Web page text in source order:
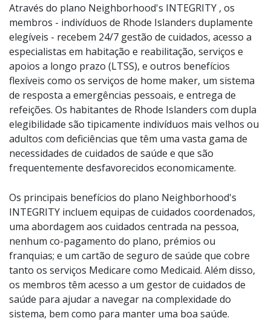
Através do plano Neighborhood's INTEGRITY , os
membros - indivíduos de Rhode Islanders duplamente
elegíveis - recebem 24/7 gestão de cuidados, acesso a
especialistas em habitação e reabilitação, serviços e
apoios a longo prazo (LTSS), e outros benefícios
flexíveis como os serviços de home maker, um sistema
de resposta a emergências pessoais, e entrega de
refeições. Os habitantes de Rhode Islanders com dupla
elegibilidade são tipicamente indivíduos mais velhos ou
adultos com deficiências que têm uma vasta gama de
necessidades de cuidados de saúde e que são
frequentemente desfavorecidos economicamente.
Os principais benefícios do plano Neighborhood's
INTEGRITY incluem equipas de cuidados coordenados,
uma abordagem aos cuidados centrada na pessoa,
nenhum co-pagamento do plano, prémios ou
franquias; e um cartão de seguro de saúde que cobre
tanto os serviços Medicare como Medicaid. Além disso,
os membros têm acesso a um gestor de cuidados de
saúde para ajudar a navegar na complexidade do
sistema, bem como para manter uma boa saúde.